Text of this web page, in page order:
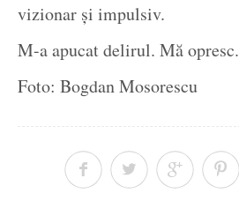
vizionar și impulsiv.
M-a apucat delirul. Mă opresc.
Foto: Bogdan Mosorescu